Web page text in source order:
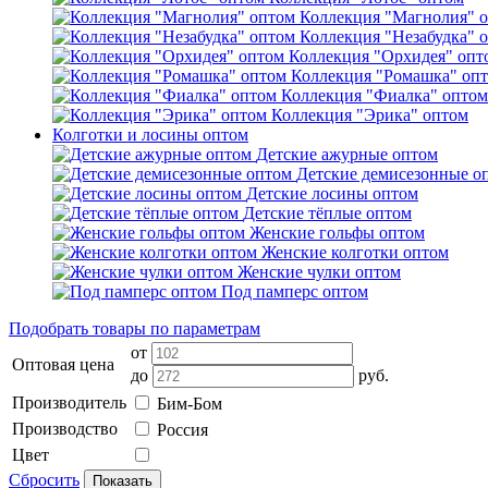
Коллекция "Магнолия"
Коллекция "Незабудка"
Коллекция "Орхидея"
Коллекция "Ромашка"
Коллекция "Фиалка" оптом
Коллекция "Эрика" оптом
Колготки и лосины оптом
Детские ажурные оптом
Детские демисезонные
Детские лосины оптом
Детские тёплые оптом
Женские гольфы оптом
Женские колготки оптом
Женские чулки оптом
Под памперс оптом
Подобрать товары по параметрам
Оптовая цена
от
до
руб.
Производитель
Бим-Бом
Производство
Россия
Цвет
Сбросить
Показать